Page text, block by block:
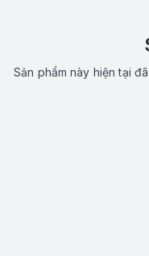
Sản phẩm này hiện tại